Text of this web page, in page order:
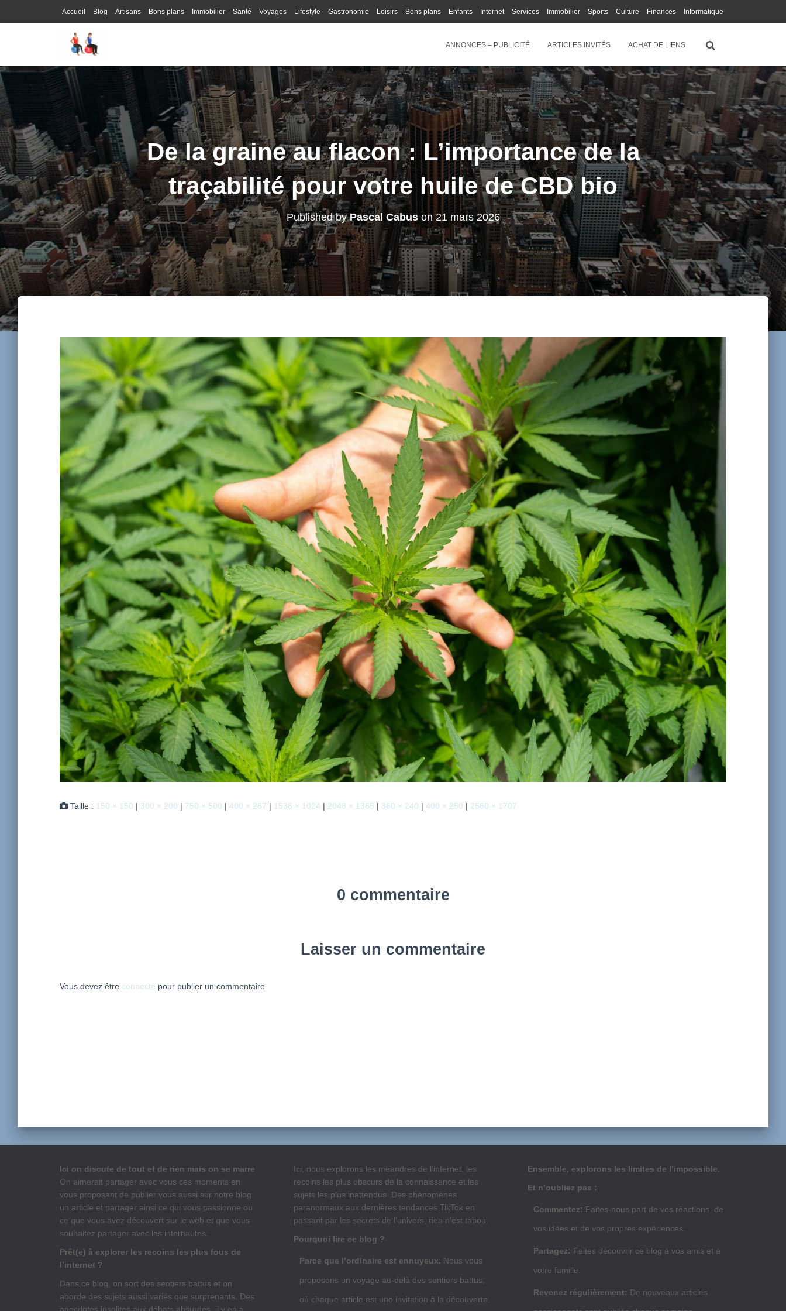
Accueil Blog Artisans Bons plans Immobilier Santé Voyages Lifestyle Gastronomie Loisirs Bons plans Enfants Internet Services Immobilier Sports Culture Finances Informatique
ANNONCES – PUBLICITÉ
ARTICLES INVITÉS ACHAT DE LIENS
De la graine au flacon : L’importance de la
traçabilité pour votre huile de CBD bio
Published byPascal Cabuson 21 mars 2026
Taille : 150 × 150 | 300 × 200 | 750 × 500 | 400 × 267 | 1536 × 1024 | 2048 × 1365 | 360 × 240 | 400 × 250 | 2560 × 1707
0 commentaire
Laisser un commentaire
Vous devez être connecté pour publier un commentaire.
Ici on discute de tout et de rien mais on se marre
On aimerait partager avec vous ces moments en
vous proposant de publier vous aussi sur notre blog
un article et partager ainsi ce qui vous passionne ou
ce que vous avez découvert sur le web et que vous
souhaitez partager avec les internautes.
Prêt(e) à explorer les recoins les plus fous de
l’internet ?
Dans ce blog, on sort des sentiers battus et on
aborde des sujets aussi variés que surprenants. Des
Ici, nous explorons les méandres de l’internet, les
recoins les plus obscurs de la connaissance et les
sujets les plus inattendus. Des phénomènes
paranormaux aux dernières tendances TikTok en
passant par les secrets de l’univers, rien n’est tabou.
Pourquoi lire ce blog ?
Parce que l’ordinaire est ennuyeux. Nous vous
proposons un voyage au-delà des sentiers battus,
où chaque article est une invitation à la découverte.
Ensemble, explorons les limites de l’impossible.
Et n’oubliez pas :
Commentez: Faites-nous part de vos réactions, de
vos idées et de vos propres expériences.
Partagez: Faites découvrir ce blog à vos amis et à
votre famille.
Revenez régulièrement: De nouveaux articles